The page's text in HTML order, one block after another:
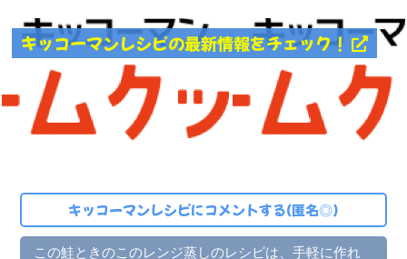
キッコーマンレシピの最新情報をチェック！
キッコーマンレシピにコメントする(匿名◎)
この鮭ときのこのレンジ蒸しのレシピは、手軽に作れ